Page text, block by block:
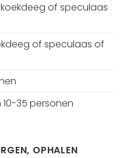
of speculaas
of speculaas of
35 personen
OPHALEN